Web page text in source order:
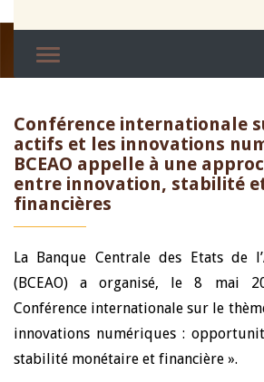
Conférence internationale
actifs et les innovations
BCEAO appelle à une
entre innovation, stabilité
financières
La Banque Centrale des Etats de
(BCEAO) a organisé, le 8 mai
Conférence internationale sur le
innovations numériques :
stabilité monétaire et financière ».